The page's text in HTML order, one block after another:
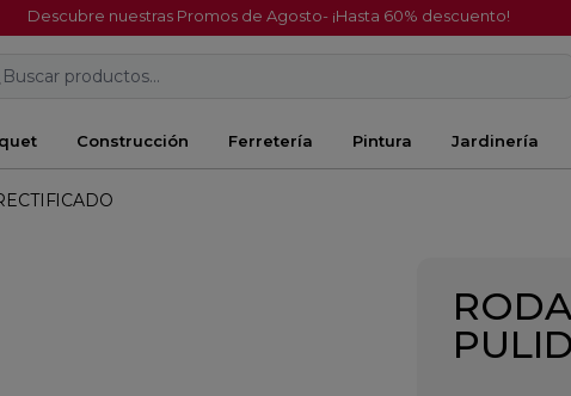
Descubre nuestras Promos de Agosto- ¡Hasta 60% descuento!
Buscar productos...
Construcción Ferretería Pintura Jardinería